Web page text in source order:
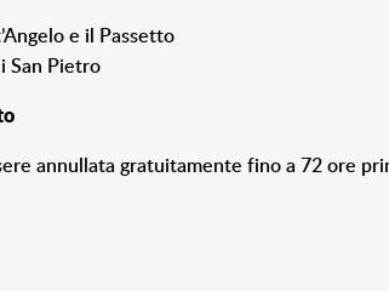
e il Passetto
San Pietro
annullata gratuitamente fino a 72 ore